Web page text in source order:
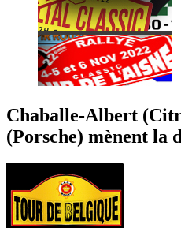
Chaballe-Albert
(Porsche) mènent la